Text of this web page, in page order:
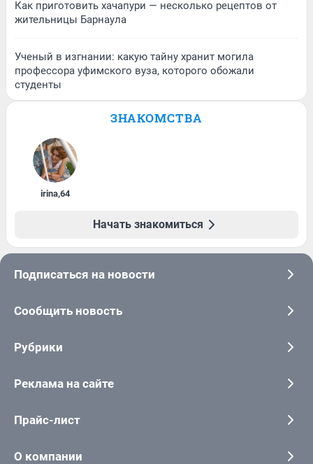
Как приготовить хачапури — несколько рецептов от
жительницы Барнаула
Ученый в изгнании: какую тайну хранит могила
профессора уфимского вуза, которого обожали
студенты
ЗНАКОМСТВА
irina,64
Начать знакомиться
Подписаться на новости
Сообщить новость
Рубрики
Реклама на сайте
Прайс-лист
О компании